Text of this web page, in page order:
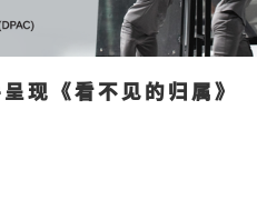
现《看不见的归属》